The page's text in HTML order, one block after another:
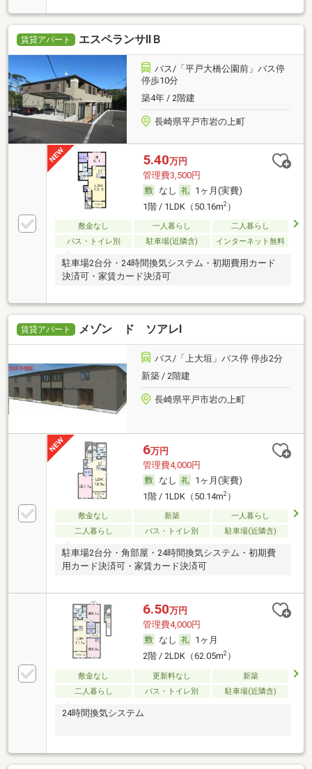
賃貸アパート エスペランサⅡＢ
バス/「平戸大橋公園前」バス停
停歩10分
築4年 / 2階建
長崎県平戸市岩の上町
5.40万円
管理費3,500円
なし
1ヶ月(実費)
1階 / 1LDK（50.16m2）
敷金なし 一人暮らし
二人暮らし
バス・トイレ別
駐車場(近隣含) インターネット無料
駐車場2台分・24時間換気システム・初期費用カード
決済可・家賃カード決済可
賃貸アパート メゾン ド ソアレⅠ
バス/「上大垣」バス停 停歩2分
新築 / 2階建
長崎県平戸市岩の上町
6万円
管理費4,000円
なし
1ヶ月(実費)
1階 / 1LDK（50.14m2）
敷金なし 新築
一人暮らし
二人暮らし
バス・トイレ別 駐車場(近隣含)
駐車場2台分・角部屋・24時間換気システム・初期費
用カード決済可・家賃カード決済可
6.50万円
管理費4,000円
なし
1ヶ月
2階 / 2LDK（62.05m2）
敷金なし 更新料なし
新築
二人暮らし
バス・トイレ別 駐車場(近隣含)
24時間換気システム